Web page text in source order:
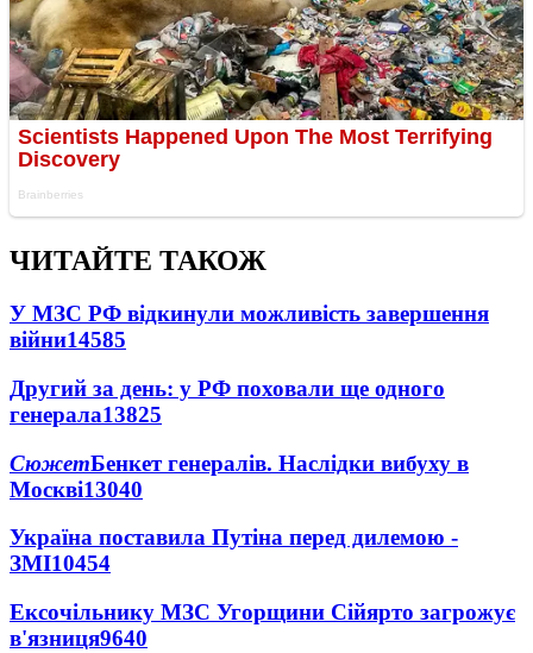
ЧИТАЙТЕ ТАКОЖ
У МЗС РФ відкинули можливість завершення
війни14585
Другий за день: у РФ поховали ще одного
генерала13825
СюжетБенкет генералів. Наслідки вибуху в
Москві13040
Україна поставила Путіна перед дилемою -
ЗМІ10454
Ексочільнику МЗС Угорщини Сійярто загрожує
в'язниця9640